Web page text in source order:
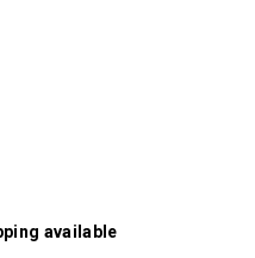
available